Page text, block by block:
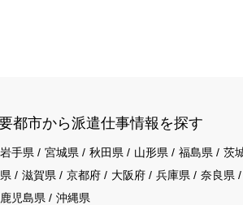
都市から派遣仕事情報を探す
岩手県 宮城県 秋田県 山形県 福島県 茨
滋賀県 京都府 大阪府 兵庫県 奈良県
鹿児島県
沖縄県